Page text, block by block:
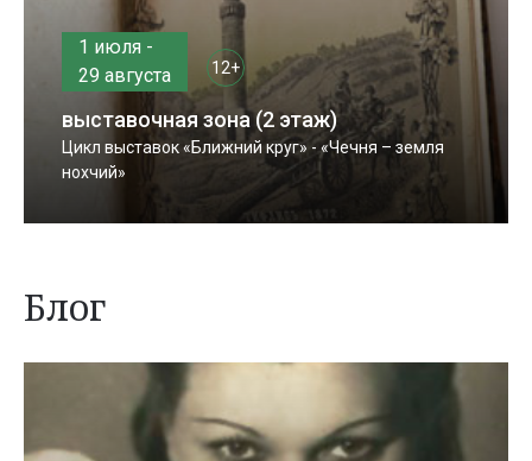
1 июля -
29 августа
12+
выставочная зона (2 этаж)
Цикл выставок «Ближний круг» - «Чечня – земля
нохчий»
Блог